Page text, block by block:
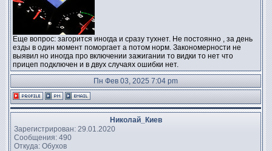
Еще вопрос: загорится иногда и сразу тухнет. Не постоянно , за день
езды в один момент поморгает а потом норм. Закономерности не
выявил но иногда про включении зажигании то видки то нет что
прицеп подключен и в двух случаях ошибки нет.
Пн Фев 03, 2025 7:04 pm
Николай_Киев
Зарегистрирован: 29.01.2020
Сообщения: 490
Откуда: Обухов